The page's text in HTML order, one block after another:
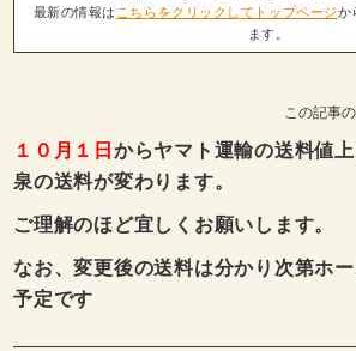
最新の情報は こちらをクリックしてトップページか
ます。
この記事
１０月１日からヤマト運輸の送料値
泉の送料が変わります。
ご理解のほど宜しくお願いします。
なお、変更後の送料は分かり次第ホ
予定です